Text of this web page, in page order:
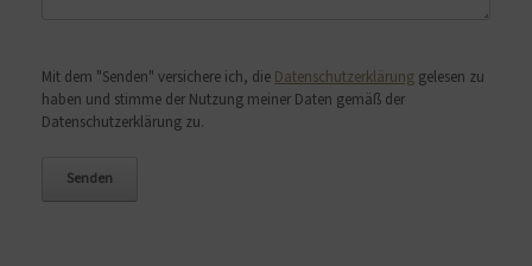
Mit dem "Senden" versichere ich, die Datenschutzerklärung gelesen zu
haben und stimme der Nutzung meiner Daten gemäß der
Datenschutzerklärung zu.